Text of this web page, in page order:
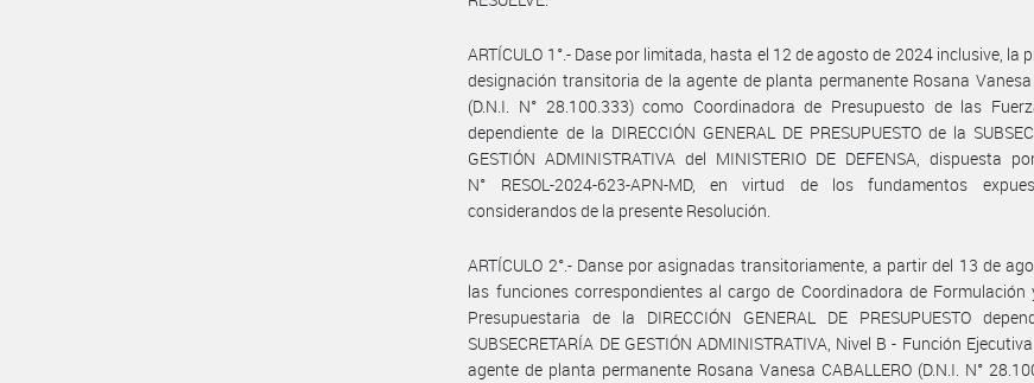
ARTÍCULO 1°.- Dase por limitada, hasta el 12 de agosto de 2024 inclusive, la
designación transitoria de la agente de planta permanente Rosana Vanesa
(D.N.I. N° 28.100.333) como Coordinadora de Presupuesto de las
dependiente de la DIRECCIÓN GENERAL DE PRESUPUESTO de la
GESTIÓN ADMINISTRATIVA del MINISTERIO DE DEFENSA, dispuesta
N° RESOL-2024-623-APN-MD, en virtud de los fundamentos
considerandos de la presente Resolución.
ARTÍCULO 2°.- Danse por asignadas transitoriamente, a partir del 13 de
las funciones correspondientes al cargo de Coordinadora de Formulación
Presupuestaria de la DIRECCIÓN GENERAL DE PRESUPUESTO
SUBSECRETARÍA DE GESTIÓN ADMINISTRATIVA, Nivel B - Función
agente de planta permanente Rosana Vanesa CABALLERO (D.N.I. N°